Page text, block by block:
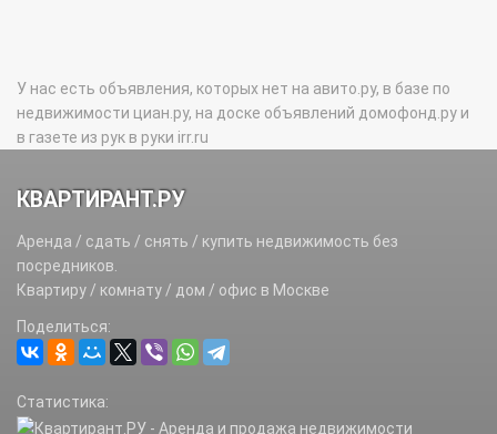
У нас есть объявления, которых нет на авито.ру, в базе по
недвижимости циан.ру, на доске объявлений домофонд.ру и
в газете из рук в руки irr.ru
КВАРТИРАНТ.РУ
Аренда / сдать / снять / купить недвижимость без
посредников.
Квартиру / комнату / дом / офис в Москве
Поделиться:
Статистика: